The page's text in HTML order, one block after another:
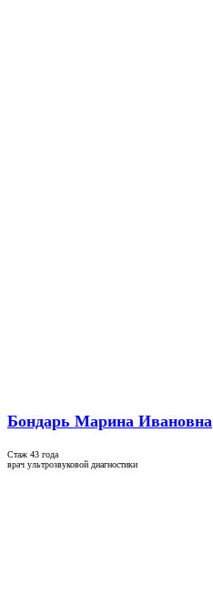
Бондарь Марина Ивановна
Стаж 43 года
врач ультрозвуковой диагностики